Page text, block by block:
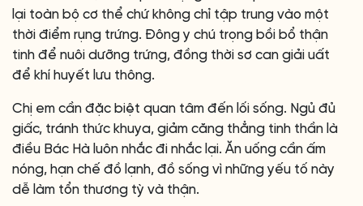
lại toàn bộ cơ thể chứ không chỉ tập trung vào một
thời điểm rụng trứng. Đông y chú trọng bồi bổ thận
tinh để nuôi dưỡng trứng, đồng thời sơ can giải uất
để khí huyết lưu thông.
Chị em cần đặc biệt quan tâm đến lối sống. Ngủ đủ
giấc, tránh thức khuya, giảm căng thẳng tinh thần là
điều Bác Hà luôn nhắc đi nhắc lại. Ăn uống cần ấm
nóng, hạn chế đồ lạnh, đồ sống vì những yếu tố này
dễ làm tổn thương tỳ và thận.